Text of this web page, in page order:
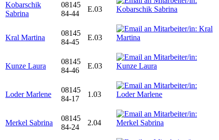
Kobarschik
Sabrina
08145
84-44
E.03
Kral Martina
08145
84-45
E.03
Kunze Laura
08145
84-46
E.03
Loder Marlene
08145
84-17
1.03
Merkel Sabrina
08145
84-24
2.04